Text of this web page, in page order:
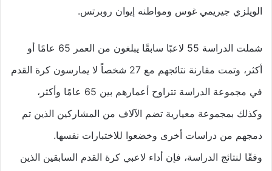
الويلزي جيريمي غوس ومواطنه إيوان روبرتس.
شملت الدراسة 55 لاعبًا سابقًا يبلغون من العمر 65 عامًا أو
أكثر، وتمت مقارنة نتائجهم مع 27 شخصاً لا يمارسون كرة القدم
في مجموعة الدراسة تتراوح أعمارهم بين 65 عامًا وأكثر،
وكذلك بمجموعة معيارية تضم الآلاف من المشاركين الذين تم
دمجهم من دراسات أخرى وخضعوا للاختبارات نفسها.
وفقًا لنتائج الدراسة، فإن أداء لاعبي كرة القدم السابقين الذين